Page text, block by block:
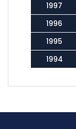
1997
1996
1995
1994